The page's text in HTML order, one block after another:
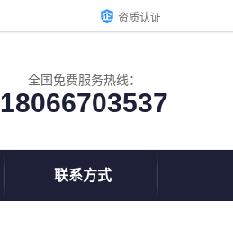
资质认证
全国免费服务热线：
18066703537
联系方式